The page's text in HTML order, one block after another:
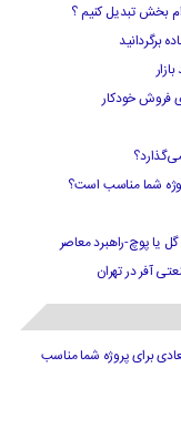
بخش تبدیل کنیم ؟
برگردانید
فروش خودکار
شما مناسب است؟
یا پوچ-راهبرد معاصر
آفر در تهران
برای پروژه شما مناسب